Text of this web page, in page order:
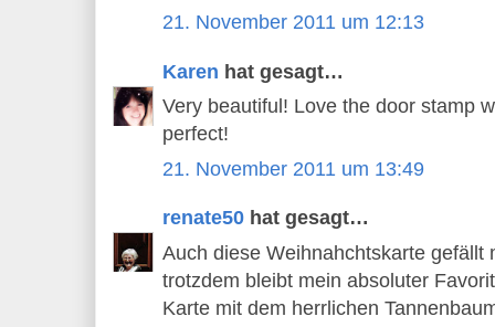
21. November 2011 um 12:13
Karen hat gesagt…
Very beautiful! Love the door stamp
perfect!
21. November 2011 um 13:49
renate50 hat gesagt…
Auch diese Weihnahchtskarte gefällt
trotzdem bleibt mein absoluter
Karte mit dem herrlichen